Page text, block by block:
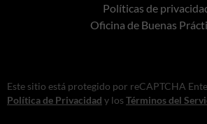
Políticas de
Oficina de Buenas
Este sitio está protegido por reCAPTCHA
Política de Privacidad y losTérminos del